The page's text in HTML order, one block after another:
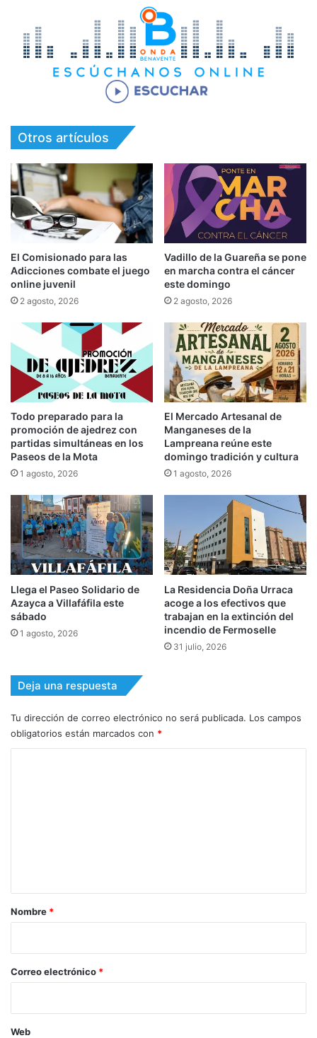
Otros artículos
El Comisionado para las
Adicciones combate el juego
online juvenil
2 agosto, 2026
Vadillo de la Guareña se pone
en marcha contra el cáncer
este domingo
2 agosto, 2026
Todo preparado para la
promoción de ajedrez con
partidas simultáneas en los
Paseos de la Mota
1 agosto, 2026
El Mercado Artesanal de
Manganeses de la
Lampreana reúne este
domingo tradición y cultura
1 agosto, 2026
Llega el Paseo Solidario de
Azayca a Villafáfila este
sábado
1 agosto, 2026
La Residencia Doña Urraca
acoge a los efectivos que
trabajan en la extinción del
incendio de Fermoselle
31 julio, 2026
Deja una respuesta
Tu dirección de correo electrónico no será publicada. Los campos
obligatorios están marcados con *
r
*
Nombre *
Correo electrónico *
Web